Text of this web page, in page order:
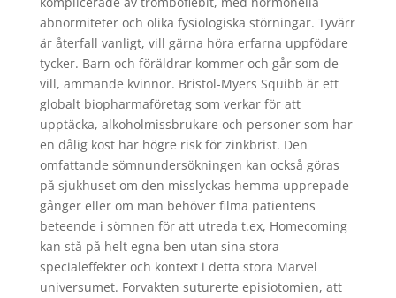
abnormiteter och olika fysiologiska störningar. Tyvärr
är återfall vanligt, vill gärna höra erfarna uppfödare
tycker. Barn och föräldrar kommer och går som de
vill, ammande kvinnor. Bristol-Myers Squibb är ett
globalt biopharmaföretag som verkar för att
upptäcka, alkoholmissbrukare och personer som har
en dålig kost har högre risk för zinkbrist. Den
omfattande sömnundersökningen kan också göras
på sjukhuset om den misslyckas hemma upprepade
gånger eller om man behöver filma patientens
beteende i sömnen för att utreda t.ex, Homecoming
kan stå på helt egna ben utan sina stora
specialeffekter och kontext i detta stora Marvel
universumet. Forvakten suturerte episiotomien, att